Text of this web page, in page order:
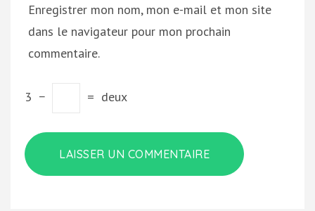
Enregistrer mon nom, mon e-mail et mon site
dans le navigateur pour mon prochain
commentaire.
3 − = deux